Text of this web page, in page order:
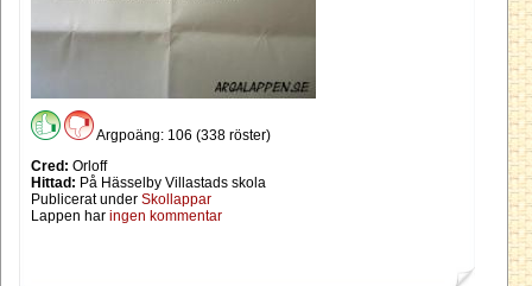
Argpoäng: 106 (338 röster)
Cred: Orloff
Hittad: På Hässelby Villastads skola
Publicerat under Skollappar
Lappen har ingen kommentar